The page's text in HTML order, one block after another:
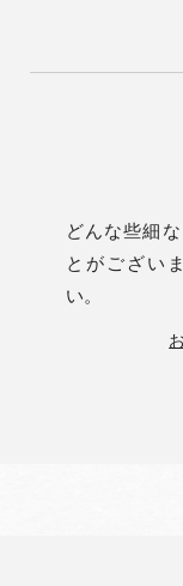
どんな些細
とがござい
い。